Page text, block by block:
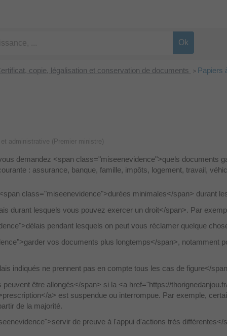
copie, légalisation et conservation de documents > Papiers
administrative (Premier ministre)
demandez <span class="miseenevidence">quels documents
: assurance, banque, famille, impôts, logement, travail,
class="miseenevidence">durées minimales</span> durant
durant lesquels vous pouvez exercer un droit</span>. Par
pendant lesquels on peut vous réclamer quelque
vos documents plus longtemps</span>, notamment
indiqués ne prennent pas en compte tous les cas de figure</
être allongés</span> si la <a href="https://
a> est suspendue ou interrompue. Par exemple,
de la majorité.
de preuve à l'appui d'actions très différentes</